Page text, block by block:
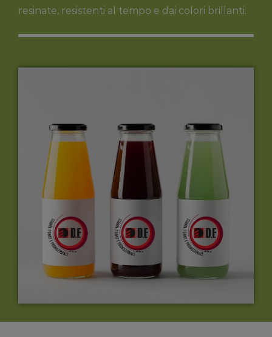
resinate, resistenti al tempo e dai colori brillanti.